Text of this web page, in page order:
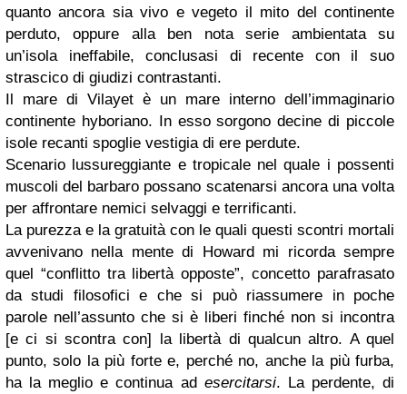
quanto ancora sia vivo e vegeto il mito del continente
perduto, oppure alla ben nota serie ambientata su
un’isola ineffabile, conclusasi di recente con il suo
strascico di giudizi contrastanti.
Il mare di Vilayet è un mare interno dell’immaginario
continente hyboriano. In esso sorgono decine di piccole
isole recanti spoglie vestigia di ere perdute.
Scenario lussureggiante e tropicale nel quale i possenti
muscoli del barbaro possano scatenarsi ancora una volta
per affrontare nemici selvaggi e terrificanti.
La purezza e la gratuità con le quali questi scontri mortali
avvenivano nella mente di Howard mi ricorda sempre
quel “conflitto tra libertà opposte”, concetto parafrasato
da studi filosofici e che si può riassumere in poche
parole nell’assunto che si è liberi finché non si incontra
[e ci si scontra con] la libertà di qualcun altro. A quel
punto, solo la più forte e, perché no, anche la più furba,
ha la meglio e continua ad esercitarsi. La perdente, di